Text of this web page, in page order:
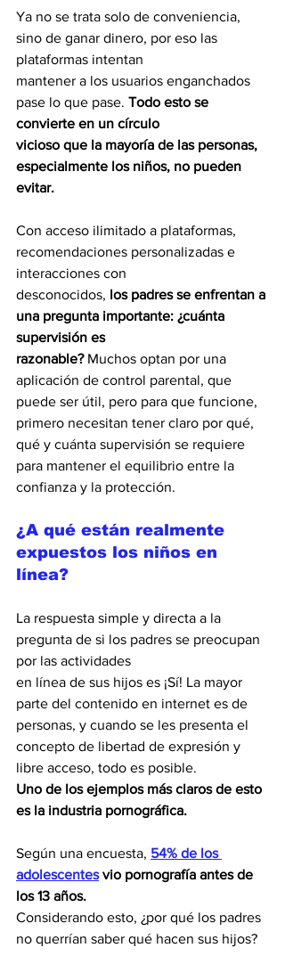
Ya no se trata solo de conveniencia,
sino de ganar dinero, por eso las
plataformas intentan
mantener a los usuarios enganchados
pase lo que pase. Todo esto se
convierte en un círculo
vicioso que la mayoría de las personas,
especialmente los niños, no pueden
evitar.
Con acceso ilimitado a plataformas,
recomendaciones personalizadas e
interacciones con
desconocidos, los padres se enfrentan a
una pregunta importante: ¿cuánta
supervisión es
razonable? Muchos optan por una
aplicación de control parental, que
puede ser útil, pero para que funcione,
primero necesitan tener claro por qué,
qué y cuánta supervisión se requiere
para mantener el equilibrio entre la
confianza y la protección.
¿A qué están realmente
expuestos los niños en
línea?
La respuesta simple y directa a la
pregunta de si los padres se preocupan
por las actividades
en línea de sus hijos es ¡Sí! La mayor
parte del contenido en internet es de
personas, y cuando se les presenta el
concepto de libertad de expresión y
libre acceso, todo es posible.
Uno de los ejemplos más claros de esto
es la industria pornográfica.
Según una encuesta, 54% de los
adolescentes vio pornografía antes de
los 13 años.
Considerando esto, ¿por qué los padres
no querrían saber qué hacen sus hijos?